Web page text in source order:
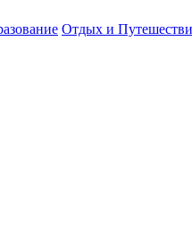
Отдых и